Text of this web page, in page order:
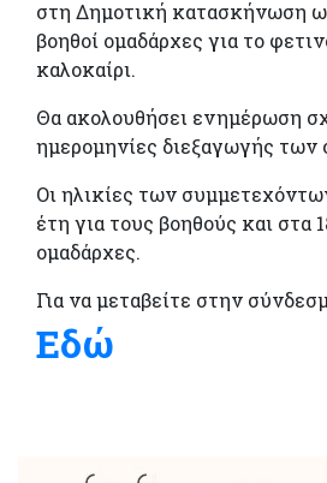
στη Δημοτική κατασκήνωση
βοηθοί ομαδάρχες για το
καλοκαίρι.
Θα ακολουθήσει ενημέρωση
ημερομηνίες διεξαγωγής των
Οι ηλικίες των
έτη για τους βοηθούς και στα
ομαδάρχες.
Για να μεταβείτε στην
Εδώ